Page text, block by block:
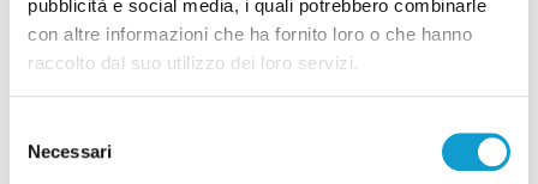
pubblicità e social media, i quali potrebbero combinarle
con altre informazioni che ha fornito loro o che hanno
raccolto dal suo utilizzo dei loro servizi.
delNecessari
Pubblicità